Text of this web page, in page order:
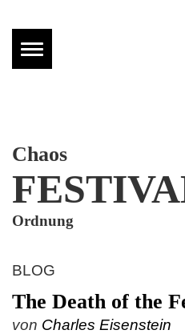
Menü
anzeigen
Chaos
Ordnung
BLOG
The Death of the
von Charles Eisenstein